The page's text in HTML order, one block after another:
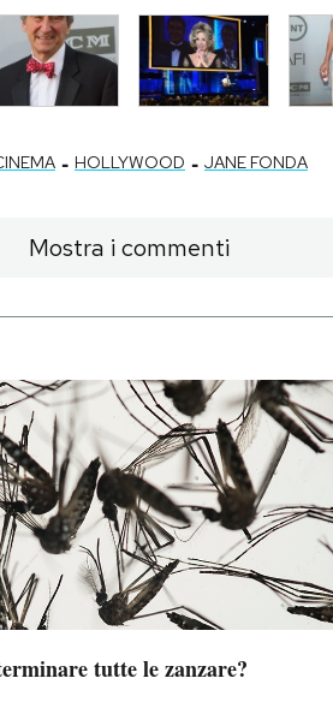
- HOLLYWOOD - JANE FONDA
Mostra i commenti
tutte le zanzare?